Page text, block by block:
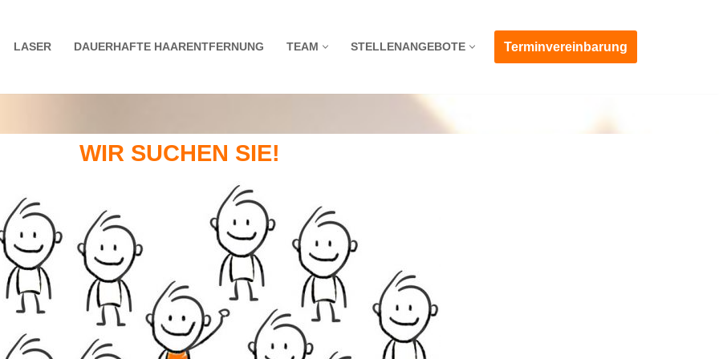
LASER DAUERHAFTE HAARENTFERNUNG TEAM STELLENANGEBOTE Terminvereinbarung
WIR SUCHEN SIE!